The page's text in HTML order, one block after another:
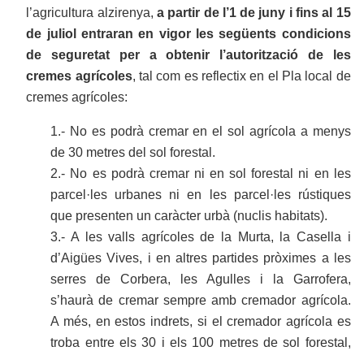
l’agricultura alzirenya, a partir de l’1 de juny i fins al 15
de juliol entraran en vigor les següents condicions
de seguretat
per a obtenir l’autorització de les
cremes agrícoles, tal com es reflectix en el Pla local de
cremes agrícoles:
1.- No es podrà cremar en el sol agrícola a menys
de 30 metres del sol forestal.
2.- No es podrà cremar ni en sol forestal ni en les
parcel·les urbanes ni en les parcel·les rústiques
que presenten un caràcter urbà (nuclis habitats).
3.- A les valls agrícoles de la Murta, la Casella i
d’Aigües Vives, i en altres partides pròximes a les
serres de Corbera, les Agulles i la Garrofera,
s’haurà de cremar sempre amb cremador agrícola.
A més, en estos indrets, si el cremador agrícola es
troba entre els 30 i els 100 metres de sol forestal,